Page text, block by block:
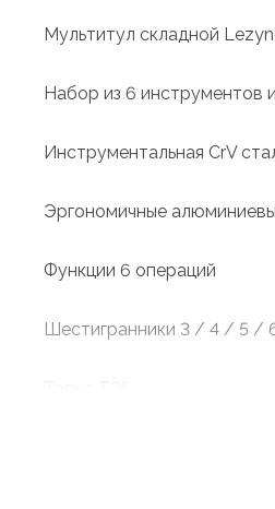
Мультитул складной
Набор из 6 инструментов
Инструментальная CrV
Эргономичные
Функции 6 операций
Шестигранники 3 / 4 / 5 /